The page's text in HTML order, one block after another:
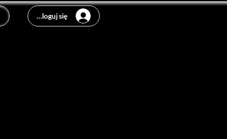
Zaloguj się